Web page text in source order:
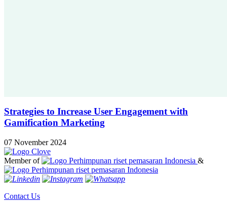
Strategies to Increase User Engagement with
Gamification Marketing
07 November 2024
Member of &
Contact Us